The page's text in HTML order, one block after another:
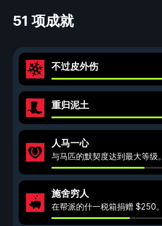
51 项成就
不过皮外伤
重归泥土
人马一心
与马匹的默契度达到最大等级。
施舍穷人
在帮派的什一税箱捐赠 $250。